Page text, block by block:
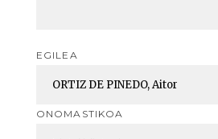
EGILEA
ONOMASTIKOA